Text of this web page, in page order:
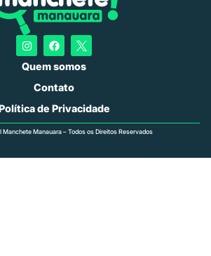
Quem somos
Contato
de Privacidade
Manauara – Todos os Direitos Reservados